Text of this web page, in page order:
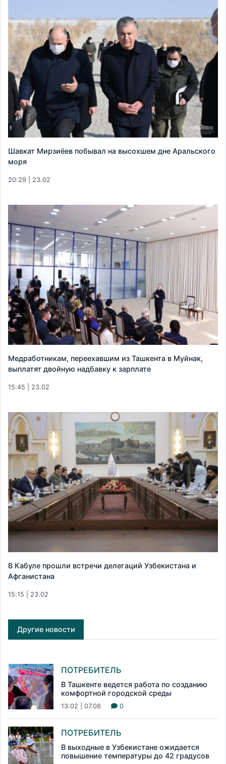
Шавкат Мирзиёев побывал на высохшем дне Аральского
моря
20:29 | 23.02
Медработникам, переехавшим из Ташкента в Муйнак,
выплатят двойную надбавку к зарплате
15:45 | 23.02
В Кабуле прошли встречи делегаций Узбекистана и
Афганистана
15:15 | 23.02
Другие новости
ПОТРЕБИТЕЛЬ
В Ташкенте ведется работа по созданию
комфортной городской среды
13:02 | 07.08 0
ПОТРЕБИТЕЛЬ
В выходные в Узбекистане ожидается
повышение температуры до 42 градусов